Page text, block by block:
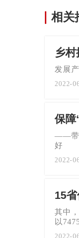
相关
乡
发展
2022-
保障
——带
好 “
2022-
15
其中
以
2022-